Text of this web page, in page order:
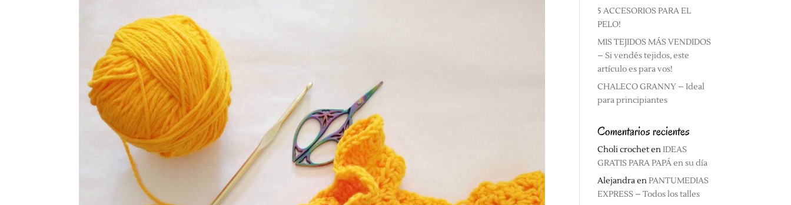
5 ACCESORIOS PARA EL
PELO!
MIS TEJIDOS MÁS VENDIDOS
– Si vendés tejidos, este
artículo es para vos!
CHALECO GRANNY – Ideal
para principiantes
Comentarios recientes
Choli crochetenIDEAS
GRATIS PARA PAPÁ en su día
AlejandraenPANTUMEDIAS
EXPRESS – Todos los talles